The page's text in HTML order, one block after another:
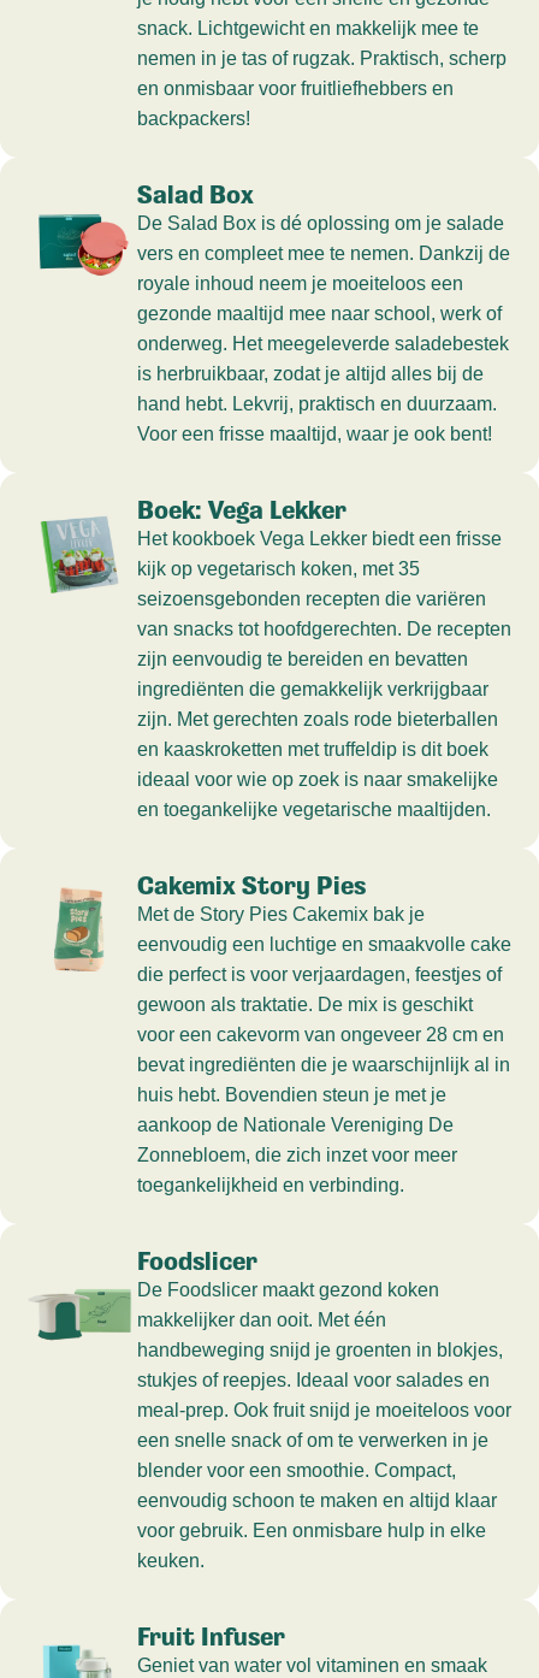
snack. Lichtgewicht en makkelijk mee te
nemen in je tas of rugzak. Praktisch, scherp
en onmisbaar voor fruitliefhebbers en
backpackers!
Salad Box
De Salad Box is dé oplossing om je salade
vers en compleet mee te nemen. Dankzij de
royale inhoud neem je moeiteloos een
gezonde maaltijd mee naar school, werk of
onderweg. Het meegeleverde saladebestek
is herbruikbaar, zodat je altijd alles bij de
hand hebt. Lekvrij, praktisch en duurzaam.
Voor een frisse maaltijd, waar je ook bent!
Boek: Vega Lekker
Het kookboek Vega Lekker biedt een frisse
kijk op vegetarisch koken, met 35
seizoensgebonden recepten die variëren
van snacks tot hoofdgerechten. De recepten
zijn eenvoudig te bereiden en bevatten
ingrediënten die gemakkelijk verkrijgbaar
zijn. Met gerechten zoals rode bieterballen
en kaaskroketten met truffeldip is dit boek
ideaal voor wie op zoek is naar smakelijke
en toegankelijke vegetarische maaltijden.
Cakemix Story Pies
Met de Story Pies Cakemix bak je
eenvoudig een luchtige en smaakvolle cake
die perfect is voor verjaardagen, feestjes of
gewoon als traktatie. De mix is geschikt
voor een cakevorm van ongeveer 28 cm en
bevat ingrediënten die je waarschijnlijk al in
huis hebt. Bovendien steun je met je
aankoop de Nationale Vereniging De
Zonnebloem, die zich inzet voor meer
toegankelijkheid en verbinding.
Foodslicer
De Foodslicer maakt gezond koken
makkelijker dan ooit. Met één
handbeweging snijd je groenten in blokjes,
stukjes of reepjes. Ideaal voor salades en
meal-prep. Ook fruit snijd je moeiteloos voor
een snelle snack of om te verwerken in je
blender voor een smoothie. Compact,
eenvoudig schoon te maken en altijd klaar
voor gebruik. Een onmisbare hulp in elke
keuken.
Fruit Infuser
Geniet van water vol vitaminen en smaak